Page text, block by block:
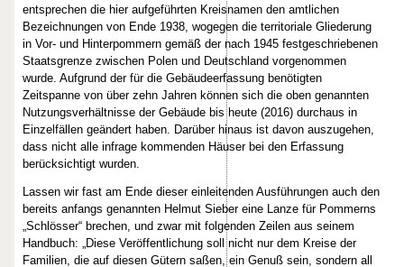
entsprechen die hier aufgeführten Kreisnamen den amtlichen
Bezeichnungen von Ende 1938, wogegen die territoriale Gliederung
in Vor- und Hinterpommern gemäß der nach 1945 festgeschriebenen
Staatsgrenze zwischen Polen und Deutschland vorgenommen
wurde. Aufgrund der für die Gebäudeerfassung benötigten
Zeitspanne von über zehn Jahren können sich die oben genannten
Nutzungsverhältnisse der Gebäude bis heute (2016) durchaus in
Einzelfällen geändert haben. Darüber hinaus ist davon auszugehen,
dass nicht alle infrage kommenden Häuser bei den Erfassung
berücksichtigt wurden.
Lassen wir fast am Ende dieser einleitenden Ausführungen auch den
bereits anfangs genannten Helmut Sieber eine Lanze für Pommerns
„Schlösser“ brechen, und zwar mit folgenden Zeilen aus seinem
Handbuch: „Diese Veröffentlichung soll nicht nur dem Kreise der
Familien, die auf diesen Gütern saßen, ein Genuß sein, sondern all